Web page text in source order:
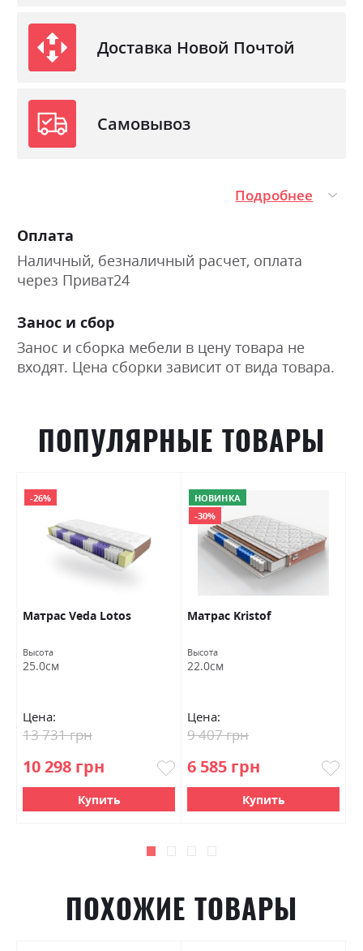
м.кв.6) защитное полотно SpanShutz7) Aero
fiber 150гр / м.кв.8) чехол-ткань стрейч-
жаккард глубокой прошивки LIGHT
TOUCHЖесткость - выше средней/жесткий.
Высота - 7 см. Нагрузка - до 150 кг.
Фабрика:
Нагрузка на одно спальное
место
Материал чехла
стрейч-жаккард LIGHT
Доставка Новой Почтой
Самовывоз
Подробнее
Оплата
Наличный, безналичный расчет, оплата
через Приват24
Занос и сбор
Занос и сборка мебели в цену товара не
входят. Цена сборки зависит от вида товара.
ПОПУЛЯРНЫЕ ТОВАРЫ
-26%
Матраc Veda Lotos
Высота
25.0см
Цена:
10 298 грн
13 731 грн
Купить
НОВИНКА
-30%
Матраc Kristof
Высота
22.0см
Цена:
6 585 грн
9 407 грн
Купить
ПОХОЖИЕ ТОВАРЫ